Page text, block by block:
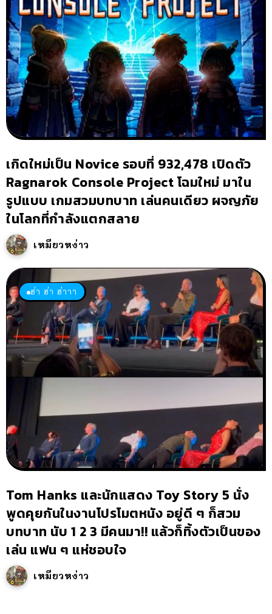
เกิดใหม่เป็น Novice รอบที่ 932,478 เปิดตัว
Ragnarok Console Project โฉมใหม่ มาใน
รูปแบบ เกมสวมบทบาท เล่นคนเดียว ผจญภัย
ในโลกที่กำลังแตกสลาย
เหมียวหง่าว
ฮ่า ฮ่า ฮ่าาา
Tom Hanks และนักแสดง Toy Story 5 นั่ง
พูดคุยกันในงานโปรโมตหนัง อยู่ดี ๆ ก็สวม
บทบาท นับ 1 2 3 มีคนมา!! แล้วก็ทิ้งตัวเป็นของ
เล่น แฟน ๆ แห่ชอบใจ
เหมียวหง่าว